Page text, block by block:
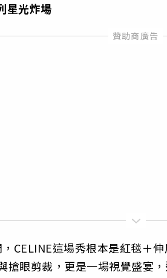
星光炸場
CELINE這場秀根本是紅毯＋
搶眼剪裁，更是一場視覺盛宴